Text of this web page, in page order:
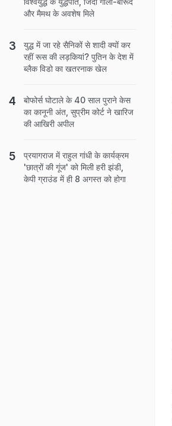
और मैमथ के अवशेष मिले
युद्ध में जा रहे सैनिकों से शादी क्यों कर
रहीं रूस की लड़कियां? पुतिन के देश में
ब्लैक विडो का खतरनाक खेल
बोफोर्स घोटाले के 40 साल पुराने केस
का कानूनी अंत, सुप्रीम कोर्ट ने खारिज
की आखिरी अपील
प्रयागराज में राहुल गांधी के कार्यक्रम
'छात्रों की गूंज' को मिली हरी झंडी,
केपी ग्राउंड में ही 8 अगस्त को होगा